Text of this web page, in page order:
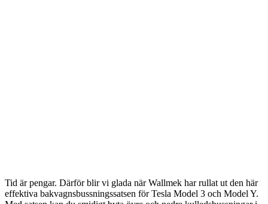
Tid är pengar. Därför blir vi glada när Wallmek har rullat ut den här
effektiva bakvagnsbussningssatsen för Tesla Model 3 och Model Y.